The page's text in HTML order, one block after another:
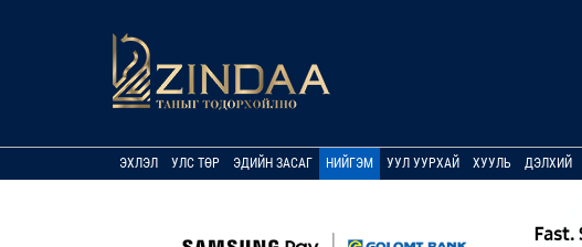
ЭХЛЭЛ УЛС ТӨР ЭДИЙН ЗАСАГ НИЙГЭМ УУЛ УУРХАЙ ХУУЛЬ ДЭЛХИЙ